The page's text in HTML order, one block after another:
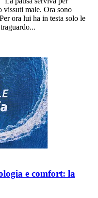
vissuti male. Ora sono
ora lui ha in testa solo le
e comfort: la